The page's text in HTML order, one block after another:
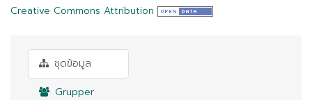
Creative Commons Attribution
ชุดข้อมูล
Grupper